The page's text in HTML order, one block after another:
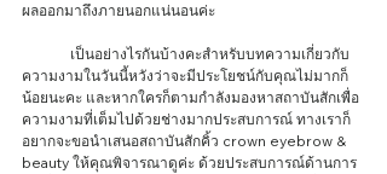
ผลออกมาถึงภายนอกแน่นอนค่ะ
ความงามในวันนี้หวังว่าจะมีประโยชน์กับคุณไม่มากก็
น้อยนะคะ และหากใครก็ตามกำลังมองหาสถาบันสักเพื่อ
ความงามที่เต็มไปด้วยช่างมากประสบการณ์ ทางเราก็
อยากจะขอนำเสนอสถาบันสักคิ้ว crown eyebrow &
beauty ให้คุณพิจารณาดูค่ะ ด้วยประสบการณ์ด้านการ